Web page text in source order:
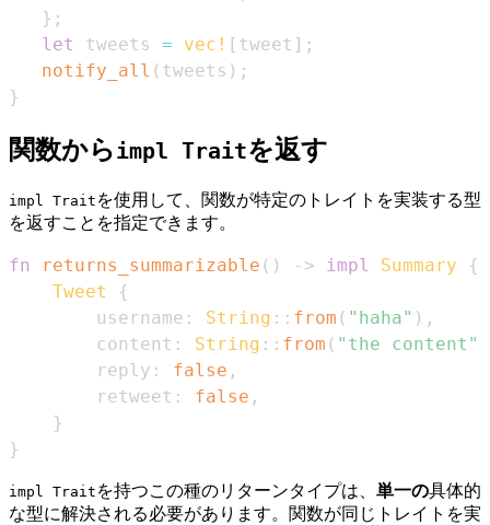
} ;
let
tweets = vec! [ tweet ] ;
notify_all ( tweets ) ;
}
関数からimpl Traitを返す
impl Trait を使用して、関数が特定のトレイトを実装する型
を返すことを指定できます。
fn returns_summarizable ( ) -> impl Summary
{
Tweet
{
        username
: String :: from ( "haha" ) ,
        content
: String :: from ( "the content"
        reply
: false ,
        retweet
: false ,
}
}
impl Trait を持つこの種のリターンタイプは、 単一の具体的
な型に解決される必要があります。関数が同じトレイトを実